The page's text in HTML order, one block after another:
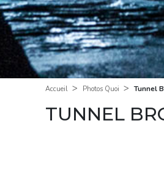
Accueil > Photos Quoi > Tunnel
TUNNEL